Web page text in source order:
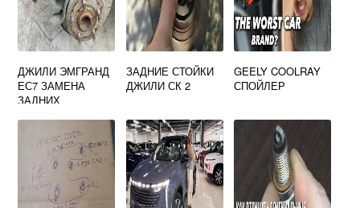
ДЖИЛИ ЭМГРАНД
ЕС7 ЗАМЕНА
ЗАДНИХ
ЗАДНИЕ СТОЙКИ
ДЖИЛИ СК 2
GEELY COOLRAY
СПОЙЛЕР